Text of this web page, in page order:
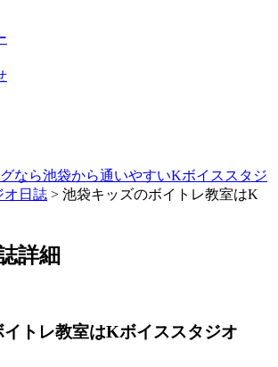
なら池袋から通いやすいKボイススタジ
オ日誌 > 池袋キッズのボイトレ教室はK
詳細
トレ教室はKボイススタジオ